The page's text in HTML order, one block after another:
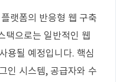
랫폼의 반응형 웹 구축
택으로는 일반적인 웹
용될 예정입니다. 핵심
인 시스템, 공급자와 수